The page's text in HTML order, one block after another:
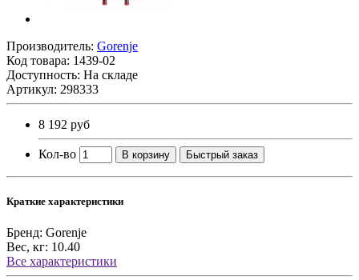
Производитель: Gorenje
Код товара: 1439-02
Доступность: На складе
Артикул: 298333
8 192 руб
Кол-во В корзину Быстрый заказ
Краткие характеристики
Бренд: Gorenje
Вес, кг: 10.40
Все характеристики